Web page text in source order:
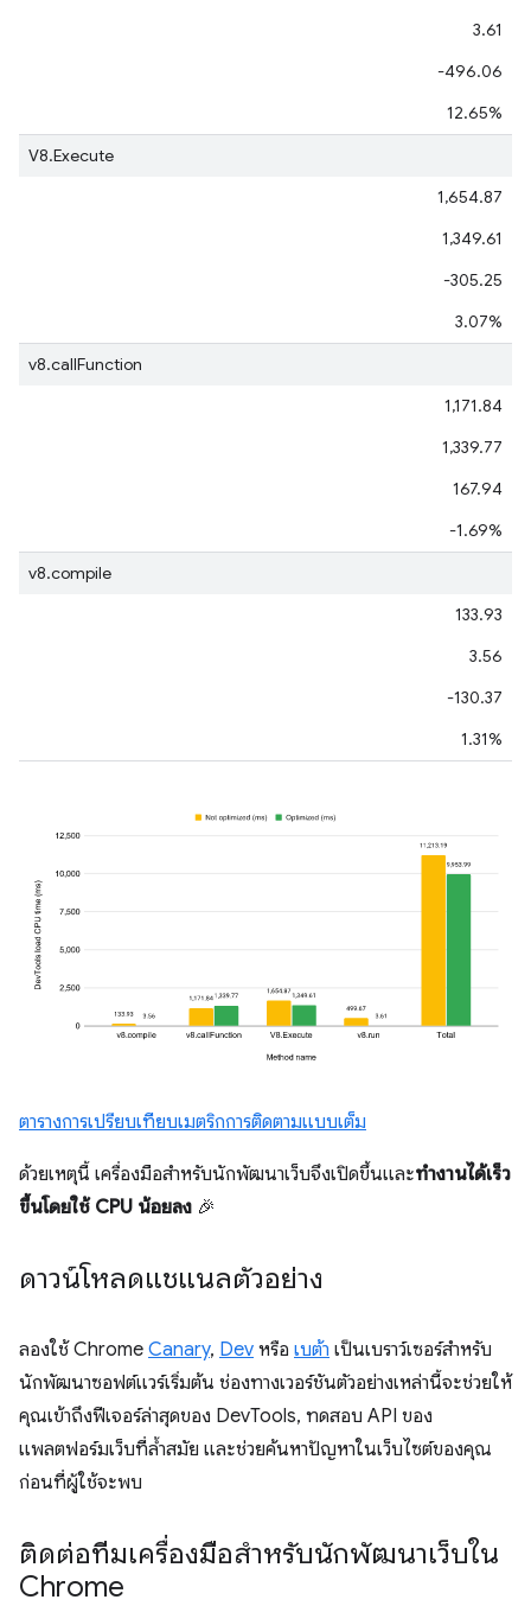
3.61
-496.06
12.65%
V8.Execute
1,654.87
1,349.61
-305.25
3.07%
v8.callFunction
1,171.84
1,339.77
167.94
-1.69%
v8.compile
133.93
3.56
-130.37
1.31%
ตารางการเปรียบเทียบเมตริกการติดตามแบบเต็ม
ด้วยเหตุนี้ เครื่องมือสำหรับนักพัฒนาเว็บจึงเปิดขึ้นและทํางานได้เร็ว
ขึ้นโดยใช้ CPU น้อยลง 🎉
ดาวน์โหลดแชแนลตัวอย่าง
ลองใช้ Chrome Canary, Dev หรือ เบต้า เป็นเบราว์เซอร์สำหรับ
นักพัฒนาซอฟต์แวร์เริ่มต้น ช่องทางเวอร์ชันตัวอย่างเหล่านี้จะช่วยให้
คุณเข้าถึงฟีเจอร์ล่าสุดของ DevTools, ทดสอบ API ของ
แพลตฟอร์มเว็บที่ล้ำสมัย และช่วยค้นหาปัญหาในเว็บไซต์ของคุณ
ก่อนที่ผู้ใช้จะพบ
ติดต่อทีมเครื่องมือสำหรับนักพัฒนาเว็บใน
Chrome